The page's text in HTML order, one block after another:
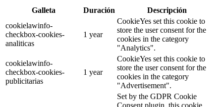
Galleta Duración
Descripción
cookielawinfo-
checkbox-cookies-
analiticas
1 year
CookieYes set this cookie to
store the user consent for the
cookies in the category
"Analytics".
cookielawinfo-
checkbox-cookies-
publicitarias
1 year
CookieYes set this cookie to
store the user consent for the
cookies in the category
"Advertisement".
Set by the GDPR Cookie
Consent plugin, this cookie